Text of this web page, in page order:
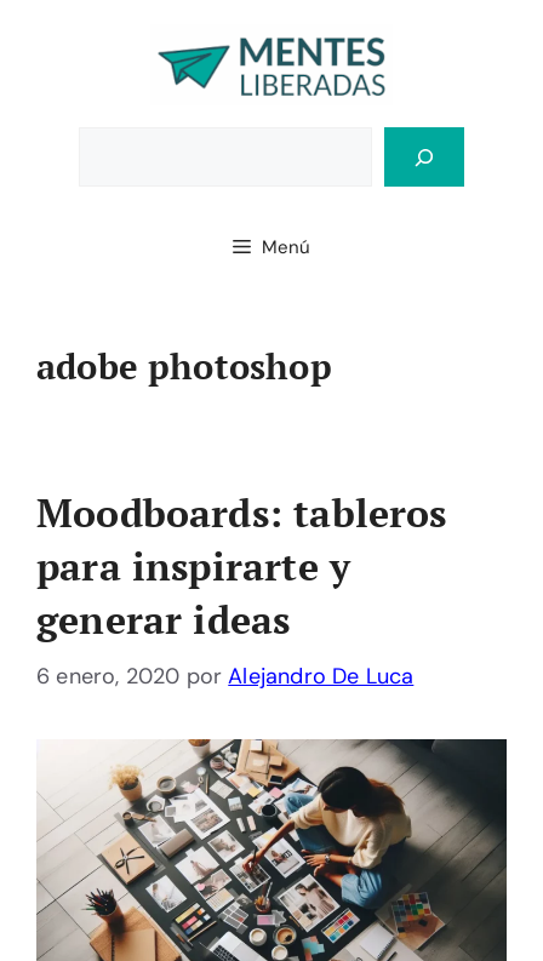
Menú
adobe photoshop
Moodboards: tableros
para inspirarte y
generar ideas
6 enero, 2020 porAlejandro De Luca